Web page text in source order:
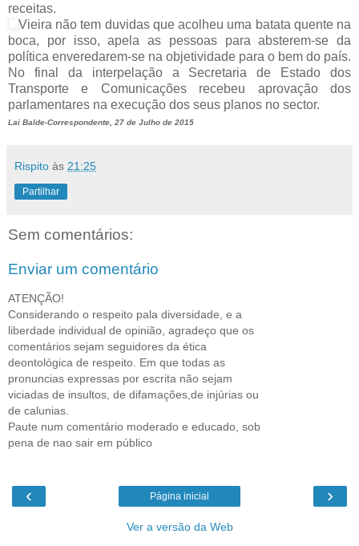
receitas.
Vieira não tem duvidas que acolheu uma batata quente na
boca, por isso, apela as pessoas para absterem-se da
política enveredarem-se na objetividade para o bem do país.
No final da interpelação a Secretaria de Estado dos
Transporte e Comunicações recebeu aprovação dos
parlamentares na execução dos seus planos no sector.
Lai Balde-Correspondente, 27 de Julho de 2015
Rispito às 21:25
Partilhar
Sem comentários:
Enviar um comentário
ATENÇÃO!
Considerando o respeito pala diversidade, e a
liberdade individual de opinião, agradeço que os
comentários sejam seguidores da ética
deontológica de respeito. Em que todas as
pronuncias expressas por escrita não sejam
viciadas de insultos, de difamações,de injúrias ou
de calunias.
Paute num comentário moderado e educado, sob
pena de nao sair em público
‹ ›
Página inicial
Ver a versão da Web